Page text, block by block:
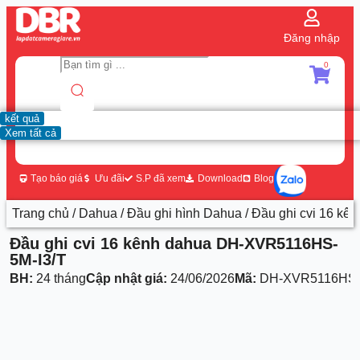
Đăng nhập
kết quả
Xem tất cả
0
Tạo báo giá Ưu đãi S.P đã xem Download Blog
Trang chủ / Dahua /Đầu ghi hình Dahua / Đầu ghi cvi 16
Đầu ghi cvi 16 kênh dahua DH-XVR5116HS-
5M-I3/T
BH: 24 thángCập nhật giá: 24/06/2026Mã: DH-